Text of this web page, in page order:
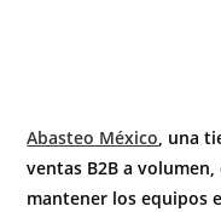
Abasteo México, una
ventas B2B a
mantener los equipos